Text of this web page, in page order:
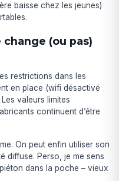
baisse chez les jeunes)
(ou pas)
restrictions dans les
en place (wifi désactivé
valeurs limites
continuent d’être
On peut enfin utiliser son
diffuse. Perso, je me sens
dans la poche – vieux